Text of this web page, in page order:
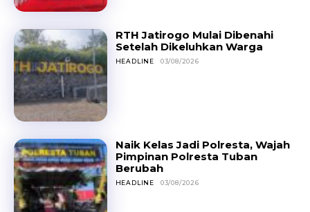
RTH Jatirogo Mulai Dibenahi
Setelah Dikeluhkan Warga
HEADLINE 03/08/2026
Naik Kelas Jadi Polresta, Wajah
Pimpinan Polresta Tuban
Berubah
HEADLINE 03/08/2026